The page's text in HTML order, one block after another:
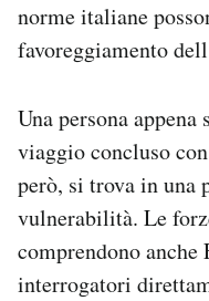
norme italiane
favoreggiamento
Una persona
viaggio concluso
però, si trova in una
vulnerabilità. Le
comprendono anche
interrogatori